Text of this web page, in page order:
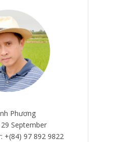
Phương
September
+(84) 97 892 9822